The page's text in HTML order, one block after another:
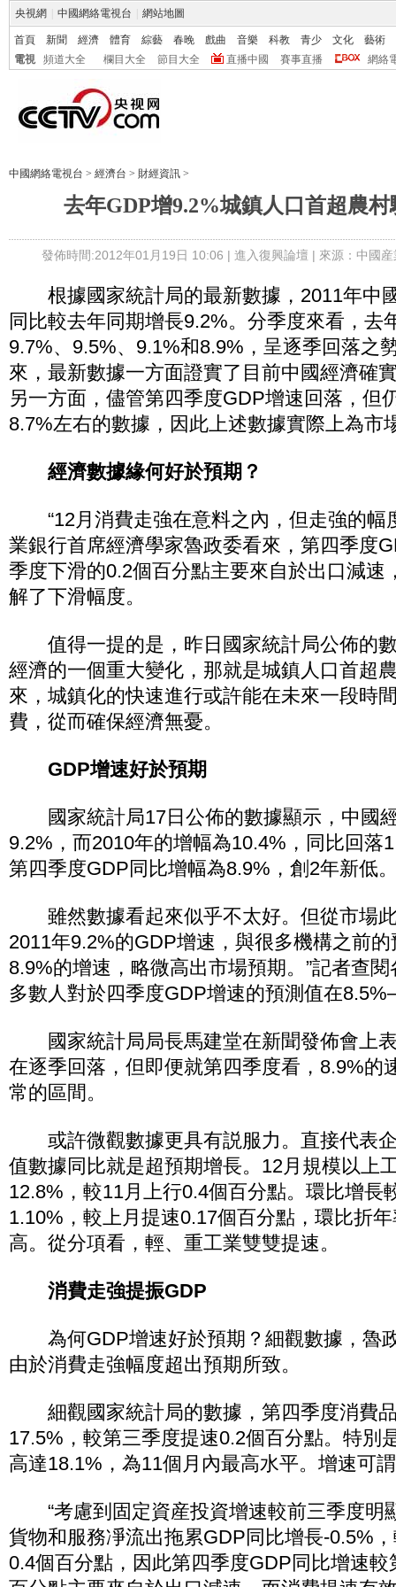
央視網 中國網絡電視台 網站地圖
首頁 新聞 經濟 體育 綜藝 春晚 戲曲 音樂 科教 青少 文化
藝術
電視
頻道大全 欄目大全 節目大全 直播中國 賽事直播 網絡
中國網絡電視台 > 經濟台 > 財經資訊 >
去年GDP增9.2%城鎮人口首超農
發佈時間:2012年01月19日 10:06 | 進入復興論壇 | 來源：中國
根據國家統計局的最新數據，2011年中
同比較去年同期增長9.2%。分季度來看，去
9.7%、9.5%、9.1%和8.9%，呈逐季回落之
來，最新數據一方面證實了目前中國經濟確
另一方面，儘管第四季度GDP增速回落，但
8.7%左右的數據，因此上述數據實際上為市
經濟數據緣何好於預期？
“12月消費走強在意料之內，但走強的幅
業銀行首席經濟學家魯政委看來，第四季度
季度下滑的0.2個百分點主要來自於出口減速
解了下滑幅度。
值得一提的是，昨日國家統計局公佈的
經濟的一個重大變化，那就是城鎮人口首超
來，城鎮化的快速進行或許能在未來一段時
費，從而確保經濟無憂。
GDP增速好於預期
國家統計局17日公佈的數據顯示，中國
9.2%，而2010年的增幅為10.4%，同比回落
第四季度GDP同比增幅為8.9%，創2年新低
雖然數據看起來似乎不太好。但從市場
2011年9.2%的GDP增速，與很多機構之前的
8.9%的增速，略微高出市場預期。”記者查
多數人對於四季度GDP增速的預測值在
國家統計局局長馬建堂在新聞發佈會上
在逐季回落，但即便就第四季度看，8.9%的
常的區間。
或許微觀數據更具有説服力。直接代表
值數據同比就是超預期增長。12月規模以上
12.8%，較11月上行0.4個百分點。環比增長
1.10%，較上月提速0.17個百分點，環比折
高。從分項看，輕、重工業雙雙提速。
消費走強提振GDP
為何GDP增速好於預期？細觀數據，魯
由於消費走強幅度超出預期所致。
細觀國家統計局的數據，第四季度消費
17.5%，較第三季度提速0.2個百分點。特別
高達18.1%，為11個月內最高水平。增速可
“考慮到固定資産投資增速較前三季度明
貨物和服務凈流出拖累GDP同比增長-0.5%
0.4個百分點，因此第四季度GDP同比增速